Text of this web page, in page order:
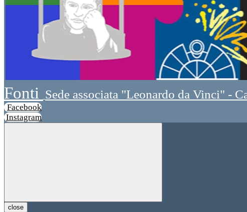
Fonti Sede associata "Leonardo da Vinci" -
Facebook
Instagram
close